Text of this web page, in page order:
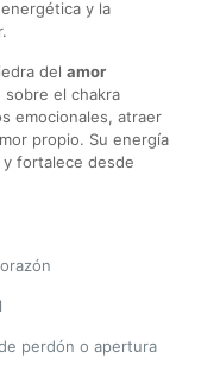
y la
del amor
sobre el chakra
emocionales, atraer
propio. Su energía
fortalece desde
perdón o apertura